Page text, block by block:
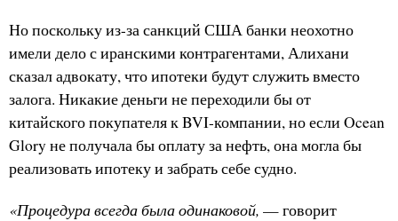
Но поскольку из-за санкций США банки неохотно
имели дело с иранскими контрагентами, Алихани
сказал адвокату, что ипотеки будут служить вместо
залога. Никакие деньги не переходили бы от
китайского покупателя к BVI-компании, но если Ocean
Glory не получала бы оплату за нефть, она могла бы
реализовать ипотеку и забрать себе судно.
«Процедура всегда была одинаковой, — говорит